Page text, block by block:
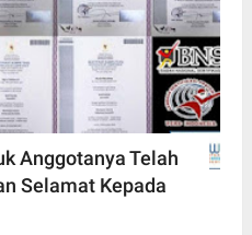
Anggotanya Telah
Selamat Kepada